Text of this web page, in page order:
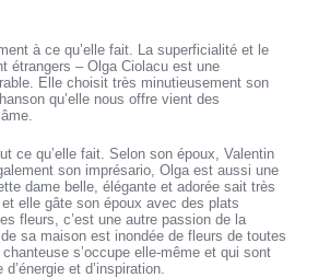
à ce qu’elle fait. La superficialité et le
étrangers – Olga Ciolacu est une
Elle choisit très minutieusement son
qu’elle nous offre vient des
ce qu’elle fait. Selon son époux, Valentin
son imprésario, Olga est aussi une
dame belle, élégante et adorée sait très
elle gâte son époux avec des plats
fleurs, c’est une autre passion de la
sa maison est inondée de fleurs de toutes
s’occupe elle-même et qui sont
et d’inspiration.